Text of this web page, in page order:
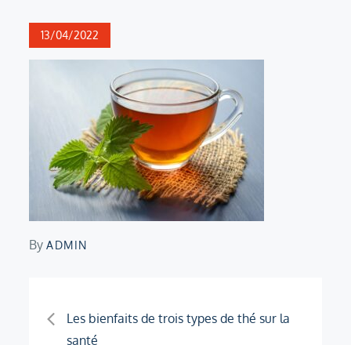
Posted
13/04/2022
ByADMIN
Navigation
Les bienfaits de trois types de thé sur la
santé